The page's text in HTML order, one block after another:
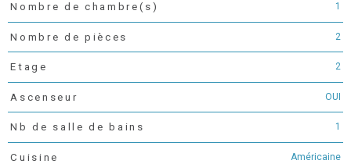
Nombre de chambre(s) 1
Nombre de pièces 2
Etage 2
Ascenseur OUI
Nb de salle de bains 1
Cuisine Américaine